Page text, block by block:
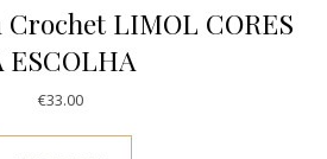
LIMOL CORES
ESCOLHA
€33.00